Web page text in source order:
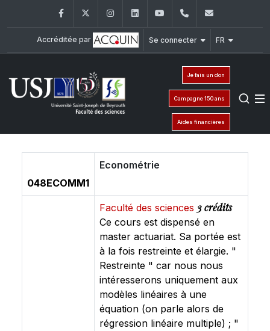
FacebookTwitter InstagramLinkedInYouTube+961 (1) 421 368
Accréditée par Se connecter FR
Je fais un don
Campagne 150 ans
Aides financières
048ECOMM1
Econométrie
Faculté des sciences 3 crédits
Ce cours est dispensé en
master actuariat. Sa portée est
à la fois restreinte et élargie. "
Restreinte " car nous nous
intéresserons uniquement aux
modèles linéaires à une
équation (on parle alors de
régression linéaire multiple) ; "